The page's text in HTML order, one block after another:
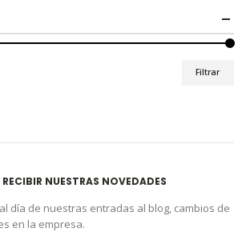
Filtrar
NUESTRAS NOVEDADES
día de nuestras entradas al blog, cambios de
en la empresa.